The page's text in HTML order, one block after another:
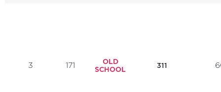
3 171
OLD
SCHOOL
311